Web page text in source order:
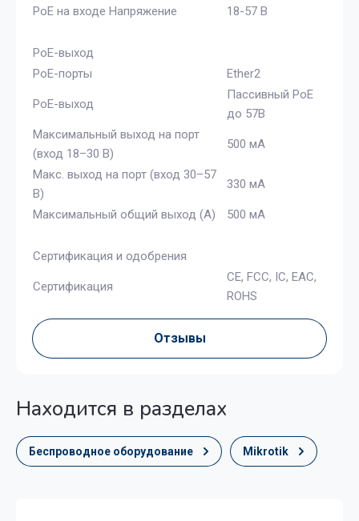
PoE на входе Напряжение
18-57 В
PoE-выход
PoE-порты
Ether2
PoE-выход
Пассивный PoE
до 57В
Максимальный выход на порт
(вход 18–30 В)
500 мА
Макс. выход на порт (вход 30–57
В)
330 мА
Максимальный общий выход (A) 500 мА
Сертификация и одобрения
Сертификация
CE, FCC, IC, EAC,
ROHS
Отзывы
Находится в разделах
Беспроводное оборудование Mikrotik